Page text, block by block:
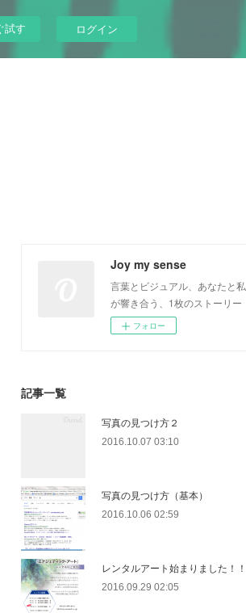
試す ログイン
Joy my sense
言葉とビジュアル、あなたと私
が響き合う、1枚のストーリー
フォロー
記事一覧
写真の見つけ方２
2016.10.07 03:10
写真の見つけ方（基本）
2016.10.06 02:59
レンタルアート始まりました！！
2016.09.29 02:05